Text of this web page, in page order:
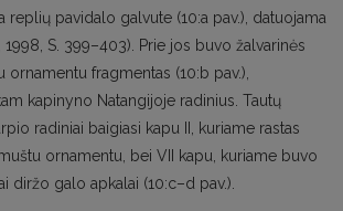
replių pavidalo galvute (10:a pav.), datuojama
S. 399–403). Prie jos buvo žalvarinės
ornamentu fragmentas (10:b pav.),
kapinyno Natangijoje radinius. Tautų
radiniai baigiasi kapu II, kuriame rastas
ornamentu, bei VII kapu, kuriame buvo
diržo galo apkalai (10:c–d pav.).